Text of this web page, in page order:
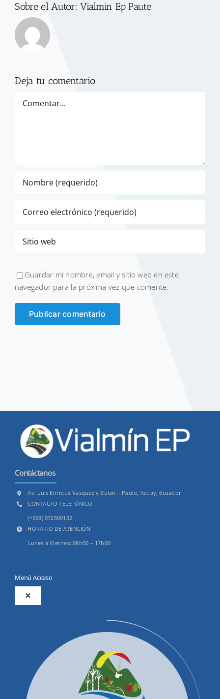
Sobre el Autor:Vialmin Ep Paute
Deja tu comentario
Guardar mi nombre, email y sitio web en este
navegador para la próxima vez que comente.
Contáctanos
Av. Luis Enrique Vasquez y Bulan – Paute, Azuay, Ecuador
CONTACTO TELEFÓNICO
(+593) 072509132
HORARIO DE ATENCIÓN
Lunes a Viernes: 08h00 – 17h00
Menú Acceso
Toggle
Productos y Servicios
Convocatorias Precalificación